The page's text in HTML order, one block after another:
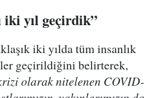
iki yıl geçirdik”
iki yılda tüm insanlık
geçirildiğini belirterek,
olarak nitelenen COVID-